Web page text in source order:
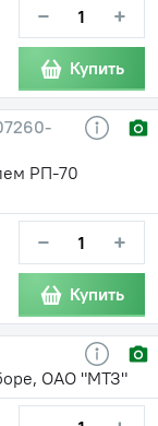
− +
Купить
РП-70
− +
Купить
ОАО "МТЗ"